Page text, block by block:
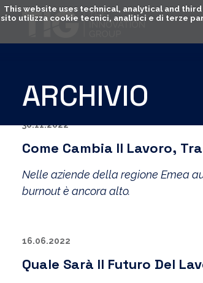
This website uses technical, analytical and
sito utilizza cookie tecnici, analitici e di terze
ARCHIVIO
30.11.2022
Come Cambia Il Lavoro,
Nelle aziende della regione Emea
burnout è ancora alto.
16.06.2022
Quale Sarà Il Futuro Del